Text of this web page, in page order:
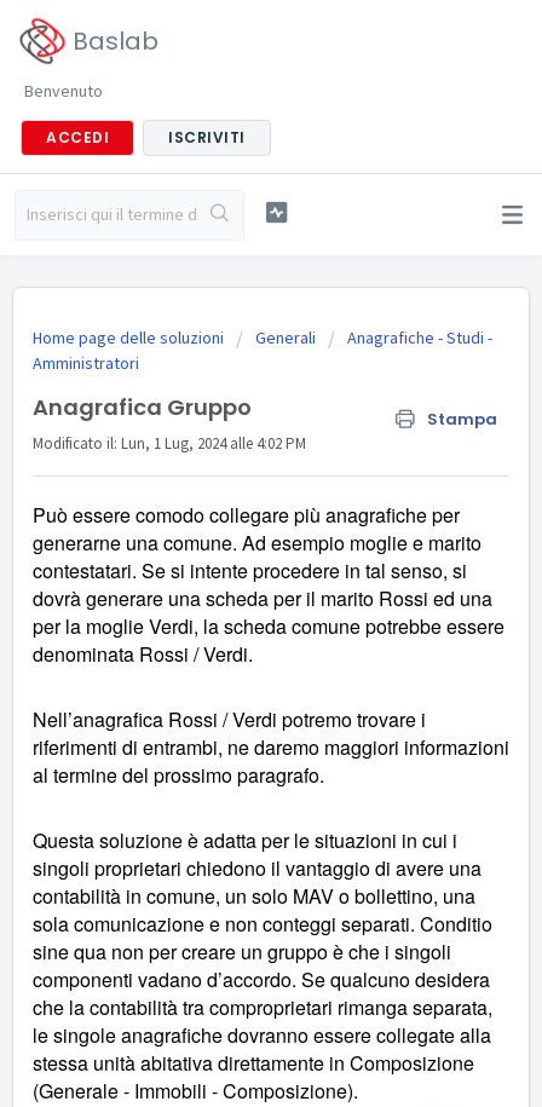
Baslab
Benvenuto
ACCEDI ISCRIVITI
Home page delle soluzioni Generali
Anagrafiche - Studi -
Amministratori
Anagrafica Gruppo Stampa
Modificato il: Lun, 1 Lug, 2024 alle 4:02 PM
Può essere comodo collegare più anagrafiche per
generarne una comune. Ad esempio moglie e marito
contestatari. Se si intente procedere in tal senso, si
dovrà generare una scheda per il marito Rossi ed una
per la moglie Verdi, la scheda comune potrebbe essere
denominata Rossi / Verdi.
Nell’anagrafica Rossi / Verdi potremo trovare i
riferimenti di entrambi, ne daremo maggiori informazioni
al termine del prossimo paragrafo.
Questa soluzione è adatta per le situazioni in cui i
singoli proprietari chiedono il vantaggio di avere una
contabilità in comune, un solo MAV o bollettino, una
sola comunicazione e non conteggi separati. Conditio
sine qua non per creare un gruppo è che i singoli
componenti vadano d’accordo. Se qualcuno desidera
che la contabilità tra comproprietari rimanga separata,
le singole anagrafiche dovranno essere collegate alla
stessa unità abitativa direttamente in Composizione
(Generale - Immobili - Composizione).